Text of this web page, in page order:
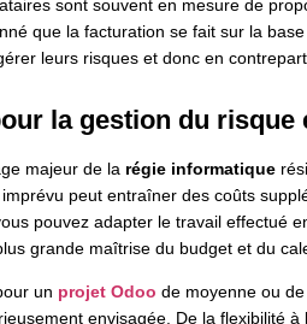
sont souvent en mesure de
que la facturation se fait sur la
leurs risques et donc en
la gestion du risque
majeur de la régie informatique
peut entraîner des coûts
pouvez adapter le travail effectué
grande maîtrise du budget et du
un projet Odoo de moyenne ou
envisagée. De la flexibilité